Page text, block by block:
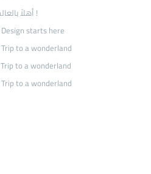
أهلاً بالعالم !
Design starts here
Trip to a wonderland
Trip to a wonderland
Trip to a wonderland